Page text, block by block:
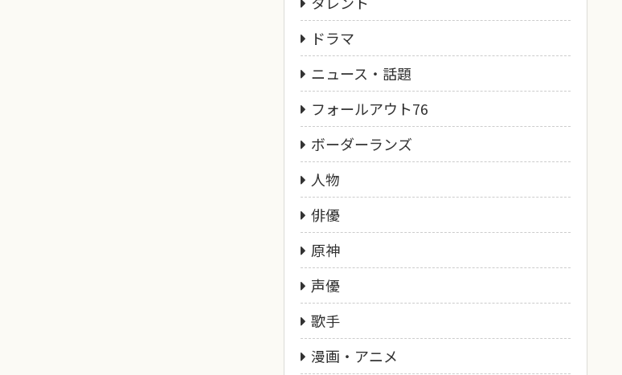
ドラマ
ニュース・話題
フォールアウト76
ボーダーランズ
人物
俳優
原神
声優
歌手
漫画・アニメ